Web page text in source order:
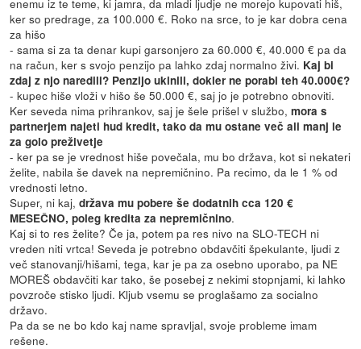
ker so predrage, za 100.000 €. Roko na srce, to je kar dobra cena
za hišo
- sama si za ta denar kupi garsonjero za 60.000 €, 40.000 € pa da
na račun, ker s svojo penzijo pa lahko zdaj normalno živi. Kaj bi
zdaj z njo naredili? Penzijo ukinili, dokler ne porabi teh 40.000€?
- kupec hiše vloži v hišo še 50.000 €, saj jo je potrebno obnoviti.
Ker seveda nima prihrankov, saj je šele prišel v službo,mora s
partnerjem najeti hud kredit, tako da mu ostane več ali manj le
za golo preživetje
- ker pa se je vrednost hiše povečala, mu bo država, kot si nekateri
želite, nabila še davek na nepremičnino. Pa recimo, da le 1 % od
vrednosti letno.
Super, ni kaj,država mu pobere še dodatnih cca 120 €
MESEČNO, poleg kredita za nepremičnino.
Kaj si to res želite? Če ja, potem pa res nivo na SLO-TECH ni
vreden niti vrtca! Seveda je potrebno obdavčiti špekulante, ljudi z
več stanovanji/hišami, tega, kar je pa za osebno uporabo, pa NE
MOREŠ obdavčiti kar tako, še posebej z nekimi stopnjami, ki lahko
povzroče stisko ljudi. Kljub vsemu se proglašamo za socialno
državo.
Pa da se ne bo kdo kaj name spravljal, svoje probleme imam
rešene.